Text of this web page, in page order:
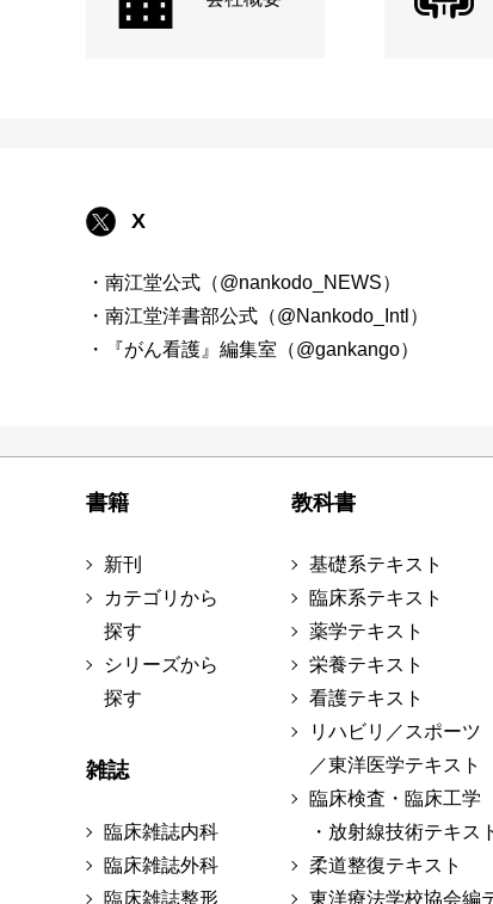
X
・南江堂公式（@nankodo_NEWS）
・南江堂洋書部公式（@Nankodo_Intl）
・『がん看護』編集室（@gankango）
書籍
新刊
カテゴリから
探す
シリーズから
探す
雑誌
臨床雑誌内科
臨床雑誌外科
臨床雑誌整形
教科書
基礎系テキスト
臨床系テキスト
薬学テキスト
栄養テキスト
看護テキスト
リハビリ／スポーツ
／東洋医学テキスト
臨床検査・臨床工学
・放射線技術テキス
柔道整復テキスト
東洋療法学校協会編